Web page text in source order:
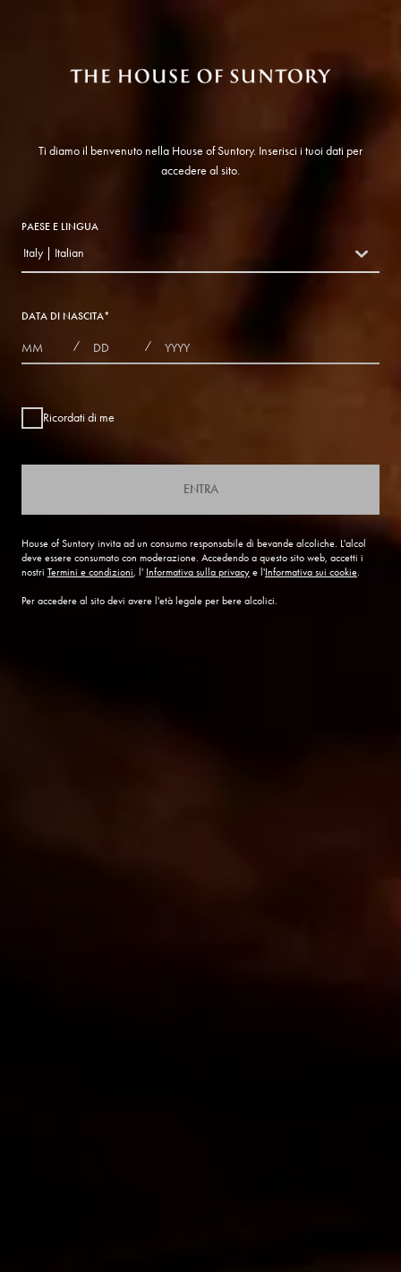
Ti diamo il benvenuto nella House of Suntory. Inserisci i tuoi dati per
accedere al sito.
PAESE E LINGUA
countryDropdown
Italy | Italian
DATA DI NASCITA*
MONTHS
/ DAYS / YEAR
Ricordati di me
ENTRA
House of Suntory invita ad un consumo responsabile di bevande alcoliche. L'alcol
deve essere consumato con moderazione. Accedendo a questo sito web, accetti i
nostri Termini e condizioni, l' Informativa sulla privacy e l'Informativa sui cookie.
Per accedere al sito devi avere l'età legale per bere alcolici.